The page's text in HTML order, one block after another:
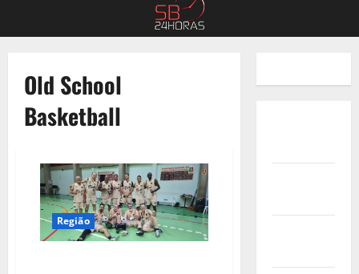
Old School
Basketball
Região